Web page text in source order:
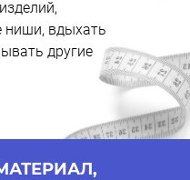
ниши, вдыхать
другие